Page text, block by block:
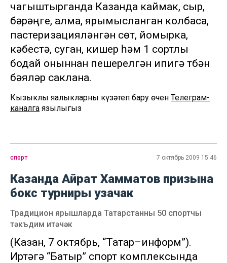
чагыштырганда Казанда каймак, сыр,
бәрәңге, алма, ярымысланган колбаса,
пастеризацияләнгән сөт, йомырка,
кәбестә, суган, кишер һәм 1 сортлы
бодай оныннан пешерелгән ипигә түбән
бәяләр саклана.
Кызыклы яңалыкларны күзәтеп бару өчен Телеграм-
каналга язылыгыз
спорт 7 октябрь 2009 15:46
Казанда Айрат Хамматов призына
бокс турниры узачак
Традицион ярышларда Татарстанны 50 спортчы
тәкъдим итәчәк
(Казан, 7 октябрь, “Татар–информ”).
Иртәгә “Батыр” спорт комплексында